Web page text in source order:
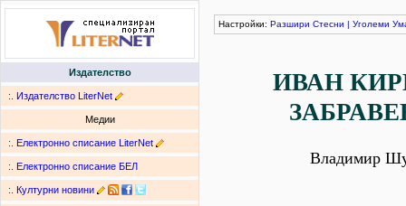
Издателство
:. Издателство LiterNet
Медии
:. Електронно списание LiterNet
:. Електронно списание БЕЛ
:. Културни новини
Настройки: Разшири Стесни | Уголеми
ИВАН
Владимир